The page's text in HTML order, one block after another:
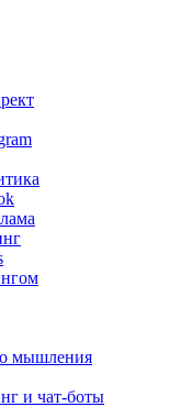
мышления
и чат-боты